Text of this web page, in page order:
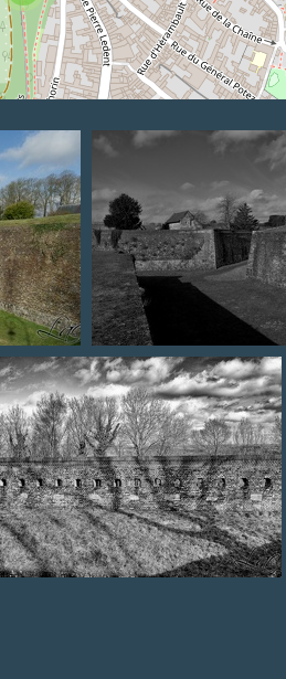
Les douves